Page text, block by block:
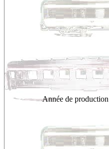
Année de production